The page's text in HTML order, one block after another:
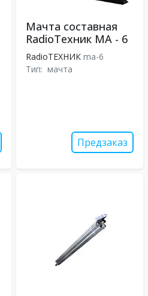
Мачта составная
RadioТехник МА - 6
RadioТЕХНИК ma-6
Тип: мачта
Предзаказ